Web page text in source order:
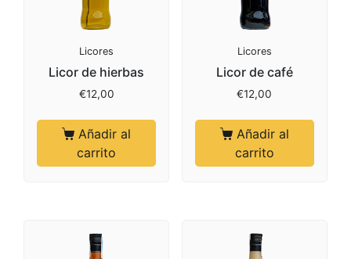
Licores
Licor de hierbas
€12,00
Añadir al
carrito
Licores
Licor de café
€12,00
Añadir al
carrito